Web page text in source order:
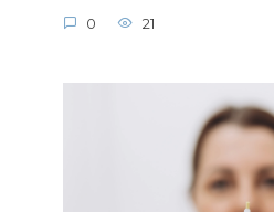
0 21